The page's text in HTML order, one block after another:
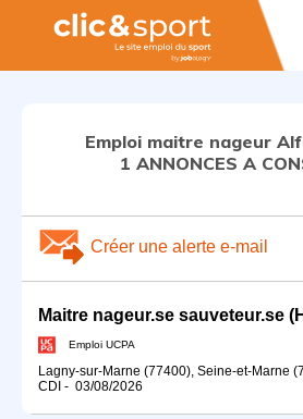
Emploi maitre nageur
1 ANNONCES A
Créer une alerte e-mail
Maitre nageur.se sauveteur.se
Emploi UCPA
Lagny-sur-Marne (77400), Seine-et-Marne
CDI - 03/08/2026